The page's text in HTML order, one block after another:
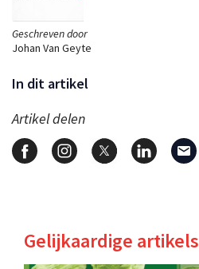
Geschreven door
Johan Van Geyte
In dit artikel
Artikel delen
Gelijkaardige artikels